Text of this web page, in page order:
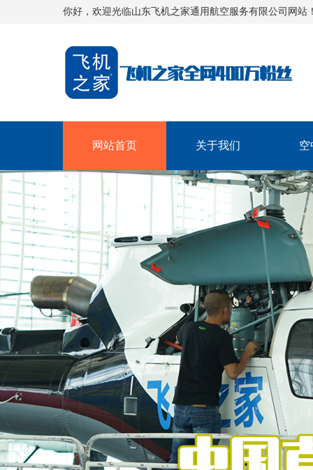
你好，欢迎光临山东飞机之家通用航空服务有限公司网站
网站首页 关于我们 空